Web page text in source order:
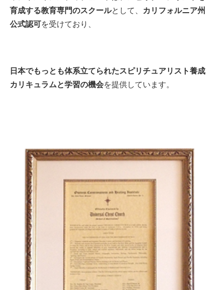
育成する教育専門のスクールとして、 カリフォルニア州
公式認可を受けており、
日本でもっとも体系立てられたスピリチュアリスト養成
カリキュラムと学習の機会を提供しています。